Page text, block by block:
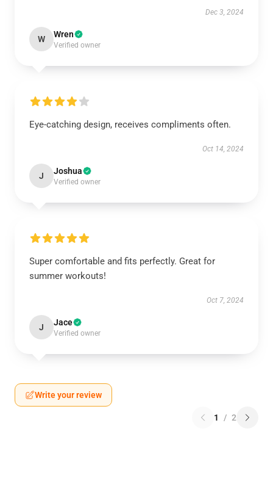
Dec 3, 2024
W Wren
Verified owner
Eye-catching design, receives compliments often.
Oct 14, 2024
J Joshua
Verified owner
Super comfortable and fits perfectly. Great for
summer workouts!
Oct 7, 2024
J Jace
Verified owner
Write your review
1 / 2